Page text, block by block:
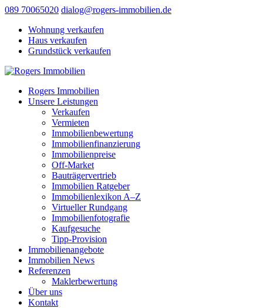
089 70065020 dialog@rogers-immobilien.de
Wohnung verkaufen
Haus verkaufen
Grundstück verkaufen
Rogers Immobilien
Unsere Leistungen
Verkaufen
Vermieten
Immobilienbewertung
Immobilienfinanzierung
Immobilienpreise
Off-Market
Bauträgervertrieb
Immobilien Ratgeber
Immobilienlexikon A–Z
Virtueller Rundgang
Immobilienfotografie
Kaufgesuche
Tipp-Provision
Immobilienangebote
Immobilien News
Referenzen
Maklerbewertung
Über uns
Kontakt